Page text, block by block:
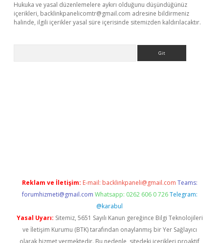
Hukuka ve yasal düzenlemelere aykırı olduğunu düşündüğünüz
içerikleri, backlinkpanelicomtr@gmail.com adresine bildirmeniz
halinde, ilgili içerikler yasal süre içerisinde sitemizden kaldırılacaktır.
Reklam ve İletişim: E-mail: backlinkpaneli@gmail.com Teams:
forumhizmeti@gmail.com Whatsapp: 0262 606 0 726 Telegram:
@karabul
Yasal Uyarı: Sitemiz, 5651 Sayılı Kanun gereğince Bilgi Teknolojileri
ve İletişim Kurumu (BTK) tarafından onaylanmış bir Yer Sağlayıcı
olarak hizmet vermektedir. Bu nedenle, sitedeki içerikleri proaktif